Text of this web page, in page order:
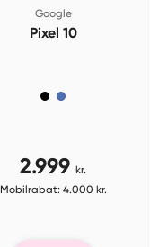
Google
Pixel 10
2.999 kr.
Mobilrabat: 4.000 kr.